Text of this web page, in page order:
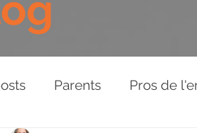
Parents Pros de